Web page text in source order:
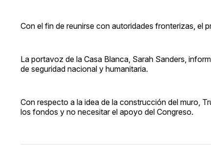
Con el fin de reunirse con autoridades fronterizas, el
La portavoz de la Casa Blanca, Sarah Sanders,
de seguridad nacional y humanitaria.
Con respecto a la idea de la construcción del muro,
los fondos y no necesitar el apoyo del Congreso.